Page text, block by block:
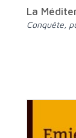
La
Conquête,